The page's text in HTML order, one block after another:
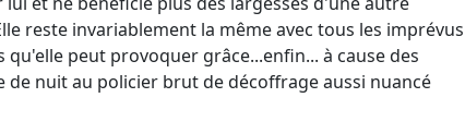
reste invariablement la même avec tous les imprévus
peut provoquer grâce...enfin... à cause des
nuit au policier brut de décoffrage aussi nuancé